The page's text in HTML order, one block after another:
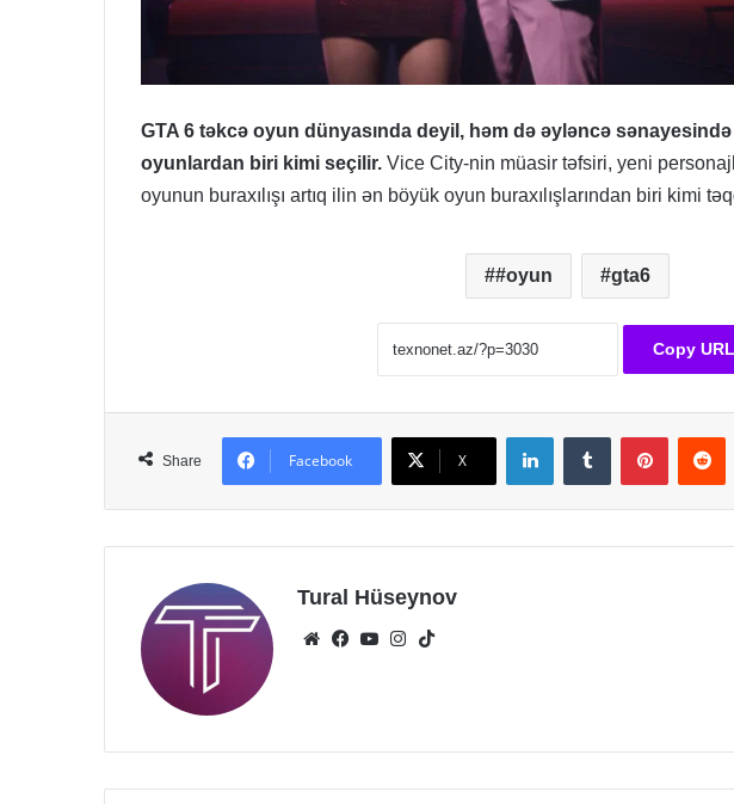
GTA 6 təkcə oyun dünyasında deyil, həm də əyləncə
oyunlardan biri kimi seçilir. Vice City-nin müasir təfsiri, yeni
oyunun buraxılışı artıq ilin ən böyük oyun buraxılışlarından biri kimi
#oyun gta6
Copy URL
Share Facebook X
LinkedInTumblr Pinterest
Tural Hüseynov
WebsiteFacebook
YouTubeInstagram